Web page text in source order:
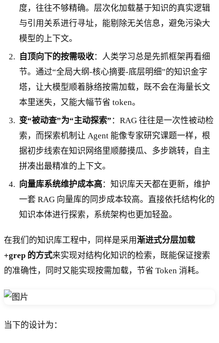
度，往往不够精确。层次化加载基于知识的真实逻辑
与引用关系进行寻址，能剔除无关信息，避免污染大
模型的上下文。
自顶向下的按需吸收：人类学习总是先抓框架再看细
节。通过“全局大纲-核心摘要-底层明细”的知识金字
塔，让大模型顺着脉络按需加载，既不会在海量长文
本里迷失，又能大幅节省 token。
变“被动查”为“主动探索” ：RAG 往往是一次性被动检
索，而探索机制让 Agent 能像专家研究课题一样，根
据初步线索在知识网络里顺藤摸瓜、多步跳转，自主
拼凑出最精准的上下文。
向量库系统维护成本高 ：知识库天天都在更新，维护
一套 RAG 向量库的同步成本较高。直接依托结构化的
知识本体进行探索，系统架构也更加轻盈。
在我们的知识库工程中，同样是采用渐进式分层加载
+grep 的方式来实现对结构化知识的检索，既能保证搜索
的准确性，同时又能实现按需加载，节省 Token 消耗。
当下的设计为：